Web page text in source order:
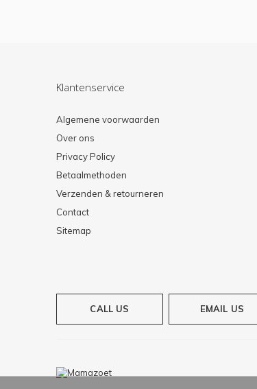
Klantenservice
Algemene voorwaarden
Over ons
Privacy Policy
Betaalmethoden
Verzenden & retourneren
Contact
Sitemap
CALL US EMAIL US